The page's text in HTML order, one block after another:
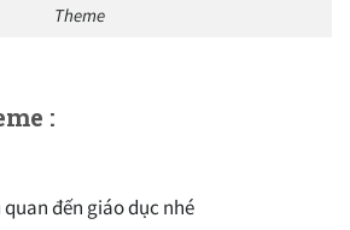
Theme
:
đến giáo dục nhé